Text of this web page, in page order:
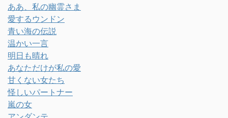
ああ、私の幽霊さま
愛するウンドン
青い海の伝説
温かい一言
明日も晴れ
あなただけが私の愛
甘くない女たち
怪しいパートナー
嵐の女